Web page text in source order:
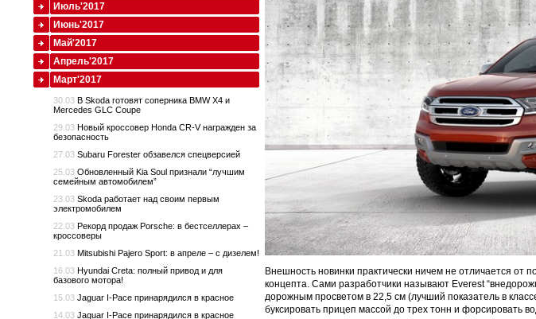
Внешность новинки практически ничем не отличается от
концепта. Сами разработчики называют Everest
дорожным просветом в 22,5 см (лучший показатель в
буксировать прицеп массой до трех тонн и форсировать
Июль'2017
Июнь'2017
Май'2017
Апрель'2017
Март'2017
30.03 В Skoda готовят соперника BMW X4 и
Mercedes GLC Coupe
29.03 Новый кроссовер Honda CR-V награжден за
безопасность
27.03 Subaru Forester обзавелся спецверсией
25.03 Обновленный Kia Soul признали “лучшим
семейным автомобилем”
23.03 Skoda работает над своим первым
электромобилем
22.03 Рекорд продаж Porsche: в бестселлерах –
кроссоверы
21.03 Mitsubishi Pajero Sport: в апреле – с дизелем!
16.03 Hyundai Creta: полный привод и для
базового мотора!
15.03 Jaguar I-Pace принарядился в красное
14.03 Jaguar I-Pace принарядился в красное